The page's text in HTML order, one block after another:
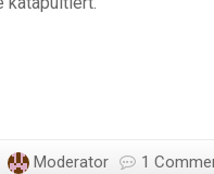
Moderator 1